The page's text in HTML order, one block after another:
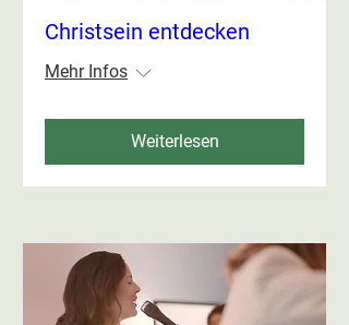
Christsein entdecken
Mehr Infos
Weiterlesen